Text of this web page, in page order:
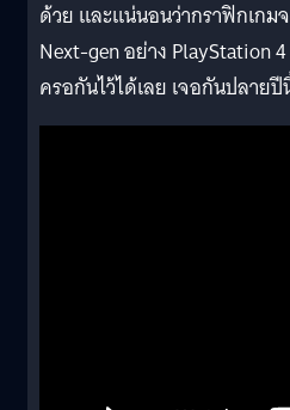
ด้วย และแน่นอนว่ากราฟิกเกม
Next-gen อย่าง PlayStation
ครอกันไว้ได้เลย เจอกันปลายปี